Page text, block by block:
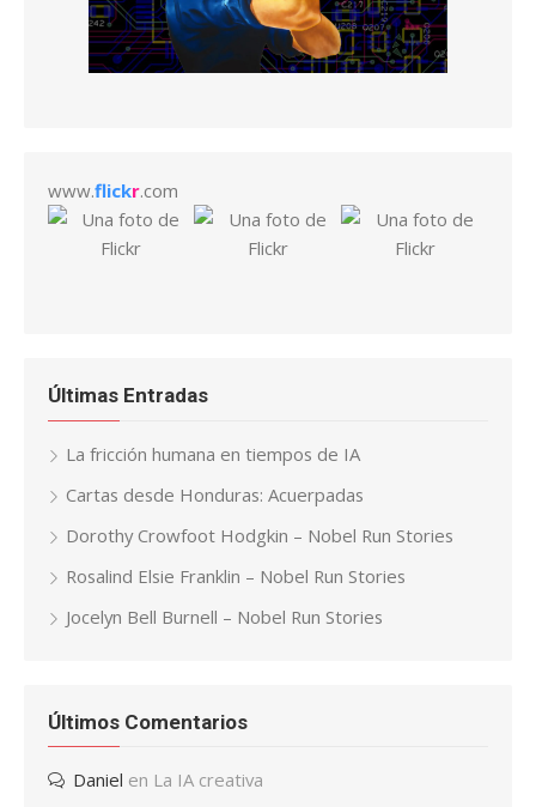
www.flickr.com
Últimas Entradas
La fricción humana en tiempos de IA
Cartas desde Honduras: Acuerpadas
Dorothy Crowfoot Hodgkin – Nobel Run Stories
Rosalind Elsie Franklin – Nobel Run Stories
Jocelyn Bell Burnell – Nobel Run Stories
Últimos Comentarios
Daniel en La IA creativa